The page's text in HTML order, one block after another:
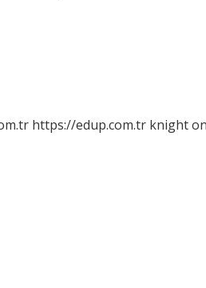
https://edup.com.tr knight